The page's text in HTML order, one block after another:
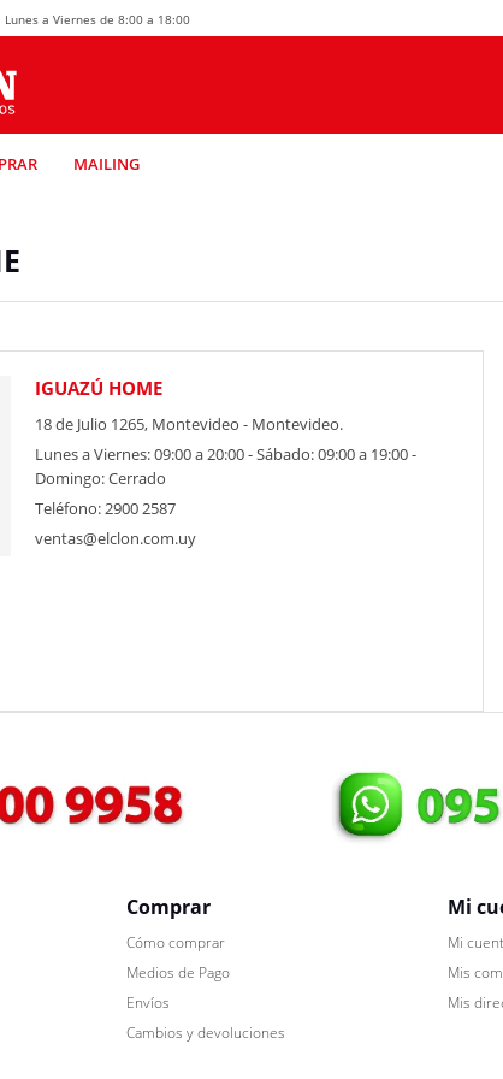
MAILING
Lunes a Viernes de 8:00 a 18:00
IGUAZÚ HOME
18 de Julio 1265, Montevideo - Montevideo.
Lunes a Viernes: 09:00 a 20:00 - Sábado: 09:00 a 19:00 -
Domingo: Cerrado
Teléfono: 2900 2587
ventas@elclon.com.uy
Comprar
Cómo comprar
Medios de Pago
Envíos
Cambios y devoluciones
Mi
Mi
Mis
Mis